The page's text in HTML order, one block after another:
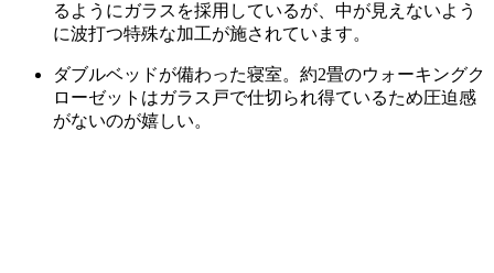
るようにガラスを採用しているが、中が見えないよう
に波打つ特殊な加工が施されています。
ダブルベッドが備わった寝室。約2畳のウォーキングク
ローゼットはガラス戸で仕切られ得ているため圧迫感
がないのが嬉しい。